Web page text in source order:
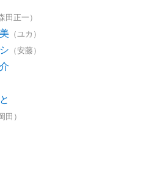
田正一）
（ユカ）
（安藤）
田）